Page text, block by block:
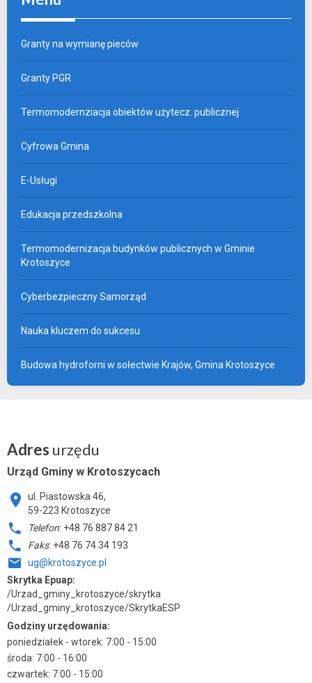
Granty na wymianę pieców
Granty PGR
Termomodernziacja obiektów użytecz. publicznej
Cyfrowa Gmina
E-Usługi
Edukacja przedszkolna
Termomodernizacja budynków publicznych w Gminie
Krotoszyce
Cyberbezpieczny Samorząd
Nauka kluczem do sukcesu
Budowa hydroforni w sołectwie Krajów, Gmina Krotoszyce
Adres urzędu
Urząd Gminy w Krotoszycach
ul. Piastowska 46,
59-223 Krotoszyce
Telefon: +48 76 887 84 21
Faks: +48 76 74 34 193
ug@krotoszyce.pl
Skrytka Epuap:
/Urzad_gminy_krotoszyce/skrytka
/Urzad_gminy_krotoszyce/SkrytkaESP
Godziny urzędowania:
poniedziałek - wtorek: 7:00 - 15:00
środa: 7:00 - 16:00
czwartek: 7:00 - 15:00